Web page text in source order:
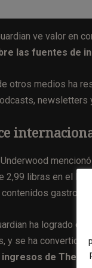
ve valor en
las fuentes de
otros medios ha
newsletters
libras en el
ha logrado
se ha convertido
de The